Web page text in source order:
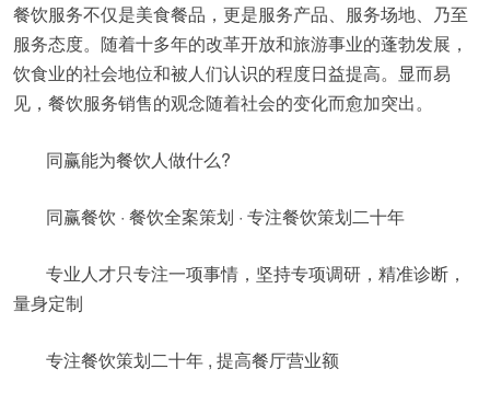
餐饮服务不仅是美食餐品，更是服务产品、服务场地、乃至
服务态度。随着十多年的改革开放和旅游事业的蓬勃发展，
饮食业的社会地位和被人们认识的程度日益提高。显而易
见，餐饮服务销售的观念随着社会的变化而愈加突出。
同赢能为餐饮人做什么?
同赢餐饮 · 餐饮全案策划 · 专注餐饮策划二十年
专业人才只专注一项事情，坚持专项调研，精准诊断，
量身定制
专注餐饮策划二十年 , 提高餐厅营业额